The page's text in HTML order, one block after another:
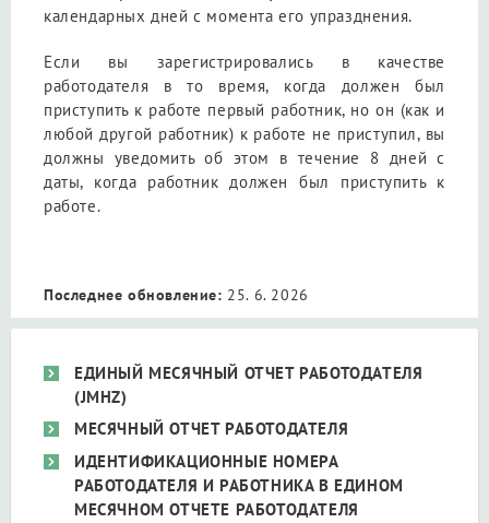
календарных дней с момента его упразднения.
Если вы зарегистрировались в качестве
работодателя в то время, когда должен был
приступить к работе первый работник, но он (как и
любой другой работник) к работе не приступил, вы
должны уведомить об этом в течение 8 дней с
даты, когда работник должен был приступить к
работе.
Последнее обновление: 25. 6. 2026
ЕДИНЫЙ МЕСЯЧНЫЙ ОТЧЕТ РАБОТОДАТЕЛЯ
(JMHZ)
MЕСЯЧНЫЙ ОТЧЕТ РАБОТОДАТЕЛЯ
ИДЕНТИФИКАЦИОННЫЕ НОМЕРА
РАБОТОДАТЕЛЯ И РАБОТНИКА В ЕДИНОМ
МЕСЯЧНОМ ОТЧЕТЕ РАБОТОДАТЕЛЯ